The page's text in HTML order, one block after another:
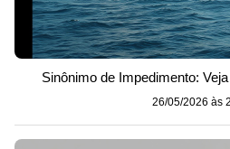
Sinônimo de Impedimento:
26/05/2026 às